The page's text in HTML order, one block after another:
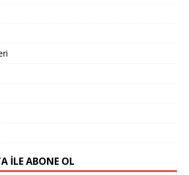
ILE ABONE OL